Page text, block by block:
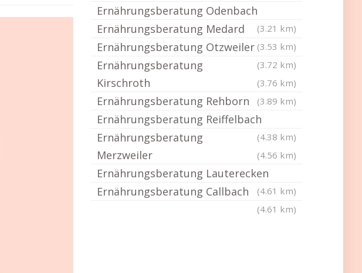
Ernährungsberatung Odenbach
(3.21 km)
Ernährungsberatung Medard
(3.53 km)
Ernährungsberatung Otzweiler
(3.72 km)
Ernährungsberatung
Kirschroth
(3.76 km)
Ernährungsberatung Rehborn (3.89 km)
Ernährungsberatung Reiffelbach
(4.38 km)
Ernährungsberatung
Merzweiler
(4.56 km)
Ernährungsberatung Lauterecken
(4.61 km)
Ernährungsberatung Callbach
(4.61 km)